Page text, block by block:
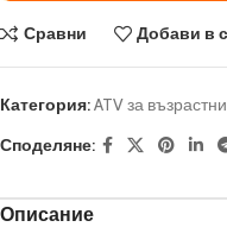
Сравни Добави в
Категория:ATV за възрастни
Споделяне:
Описание